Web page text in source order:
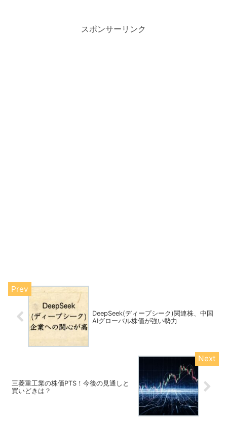
スポンサーリンク
DeepSeek(ディープシーク)関連株、中国
AIグローバル株価が強い勢力
三菱重工業の株価PTS！今後の見通しと
買いどきは？